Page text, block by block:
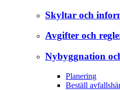
Skyltar och
Avgifter och
Nybyggnation
Planering
Beställ